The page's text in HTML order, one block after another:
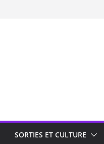
SORTIES ET CULTURE